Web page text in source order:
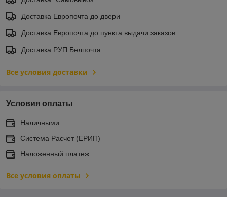
Доставка Европочта до двери
Доставка Европочта до пункта выдачи заказов
Доставка РУП Белпочта
Все условия доставки
Условия оплаты
Наличными
Система Расчет (ЕРИП)
Наложенный платеж
Все условия оплаты